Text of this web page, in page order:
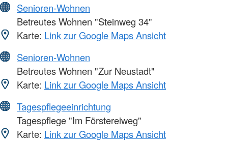
Senioren-Wohnen
Betreutes Wohnen "Steinweg 34"
Karte: Link zur Google Maps Ansicht
Senioren-Wohnen
Betreutes Wohnen "Zur Neustadt"
Karte: Link zur Google Maps Ansicht
Tagespflegeeinrichtung
Tagespflege "Im Förstereiweg"
Karte: Link zur Google Maps Ansicht